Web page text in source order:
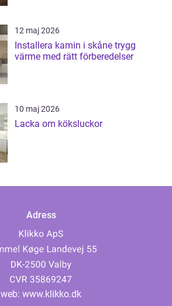
12 maj 2026
Installera kamin i skåne trygg
värme med rätt förberedelser
10 maj 2026
Lacka om köksluckor
Adress
web: www.klikko.dk